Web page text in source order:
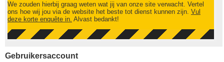
We zouden hierbij graag weten wat jij van onze site verwacht. Vertel
ons hoe wij jou via de website het beste tot dienst kunnen zijn. Vul
deze korte enquête in. Alvast bedankt!
Gebruikersaccount